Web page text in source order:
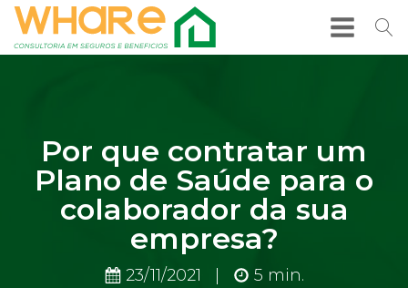
Por que contratar um
Plano de Saúde para o
colaborador da sua
empresa?
23/11/2021 5 min.